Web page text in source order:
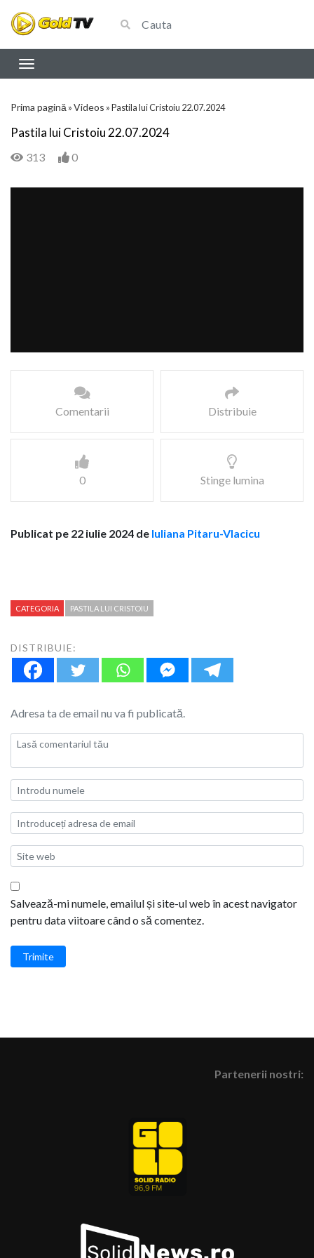
Prima pagină »Videos »Pastila lui Cristoiu 22.07.2024
Pastila lui Cristoiu 22.07.2024
313 0
Comentarii Distribuie
0 Stinge lumina
Publicat pe 22 iulie 2024 de Iuliana Pitaru-Vlacicu
CATEGORIA PASTILA LUI CRISTOIU
DISTRIBUIE:
Adresa ta de email nu va fi publicată.
Salvează-mi numele, emailul și site-ul web în acest navigator
pentru data viitoare când o să comentez.
Trimite
Partenerii nostri: